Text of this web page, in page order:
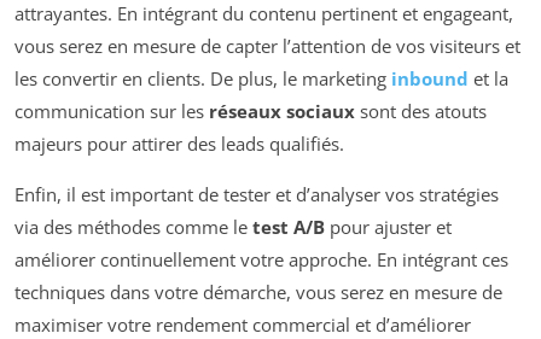
attrayantes. En intégrant du contenu pertinent et engageant,
vous serez en mesure de capter l’attention de vos visiteurs et
les convertir en clients. De plus, le marketing inbound et la
communication sur les réseaux sociaux sont des atouts
majeurs pour attirer des leads qualifiés.
Enfin, il est important de tester et d’analyser vos stratégies
via des méthodes comme le test A/B pour ajuster et
améliorer continuellement votre approche. En intégrant ces
techniques dans votre démarche, vous serez en mesure de
maximiser votre rendement commercial et d’améliorer